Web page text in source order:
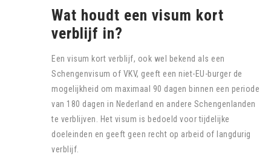
Wat houdt een visum kort
verblijf in?
Een visum kort verblijf, ook wel bekend als een
Schengenvisum of VKV, geeft een niet-EU-burger de
mogelijkheid om maximaal 90 dagen binnen een periode
van 180 dagen in Nederland en andere Schengenlanden
te verblijven. Het visum is bedoeld voor tijdelijke
doeleinden en geeft geen recht op arbeid of langdurig
verblijf.